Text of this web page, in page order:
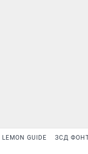
LEMON GUIDE ЗСД